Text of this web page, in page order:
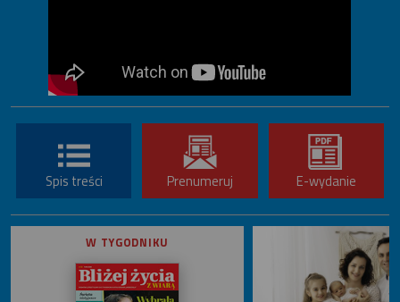
Spis treści Prenumeruj E-wydanie
W TYGODNIKU